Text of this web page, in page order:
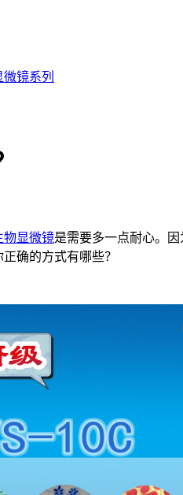
镜系列
物显微镜是需要多一点耐心。
确的方式有哪些？